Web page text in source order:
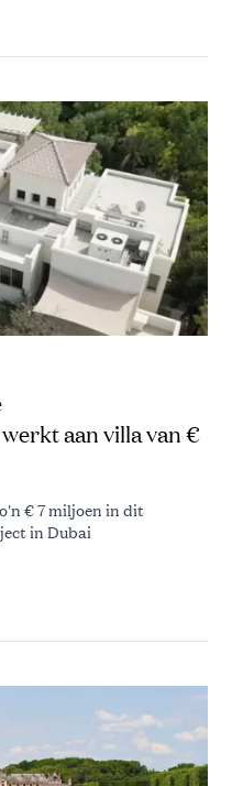
aan villa van €
€ 7 miljoen in dit
in Dubai